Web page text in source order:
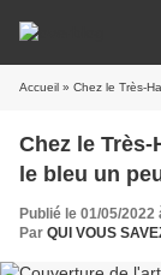
Accueil » Chez le Très-
Chez le
le bleu un
Publié le 01/05/2022
Par QUI VOUS